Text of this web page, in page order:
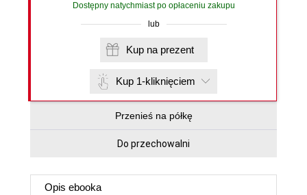
Dostępny natychmiast po opłaceniu zakupu
lub
Kup na prezent
Kup 1-kliknięciem
Przenieś na półkę
Do przechowalni
Opis ebooka